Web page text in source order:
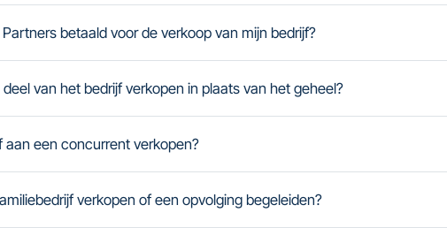
betaald voor de verkoop van mijn bedrijf?
van het bedrijf verkopen in plaats van het geheel?
aan een concurrent verkopen?
verkopen of een opvolging begeleiden?